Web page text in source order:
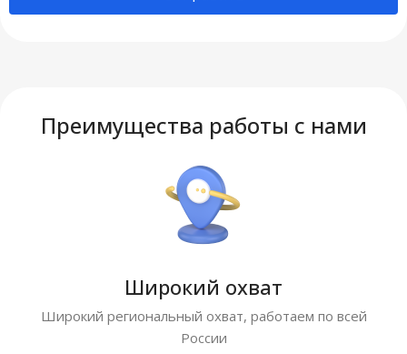
Преимущества работы с нами
Широкий охват
Широкий региональный охват, работаем по всей
России